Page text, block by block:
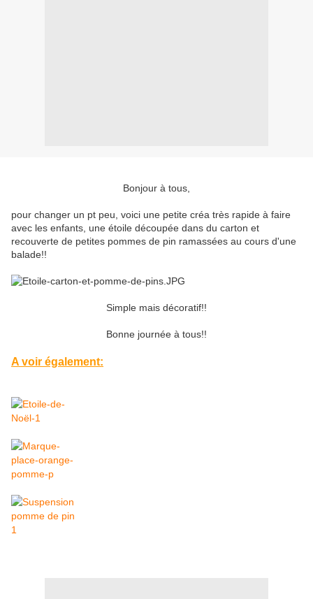
Bonjour à tous,
pour changer un pt peu, voici une petite créa très rapide à faire
avec les enfants, une étoile découpée dans du carton et
recouverte de petites pommes de pin ramassées au cours d'une
balade!!
Simple mais décoratif!!
Bonne journée à tous!!
A voir également: